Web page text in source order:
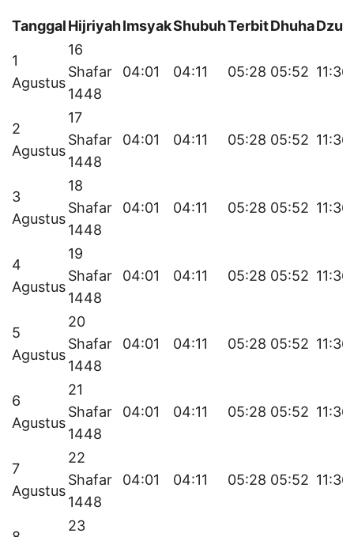
TanggalHijriyahImsyakShubuhTerbitDhuha
1
Agustus
16
Shafar
1448
04:01 04:11 05:28 05:52 11:36
2
Agustus
17
Shafar
1448
04:01 04:11 05:28 05:52 11:36
3
Agustus
18
Shafar
1448
04:01 04:11 05:28 05:52 11:36
4
Agustus
19
Shafar
1448
04:01 04:11 05:28 05:52 11:36
5
Agustus
20
Shafar
1448
04:01 04:11 05:28 05:52 11:36
6
Agustus
21
Shafar
1448
04:01 04:11 05:28 05:52 11:36
7
Agustus
22
Shafar
1448
04:01 04:11 05:28 05:52 11:36
23